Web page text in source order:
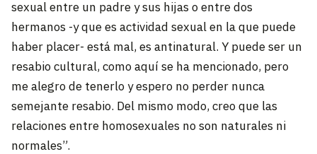
sexual entre un padre y sus hijas o entre dos
hermanos -y que es actividad sexual en la que puede
haber placer- está mal, es antinatural. Y puede ser un
resabio cultural, como aquí se ha mencionado, pero
me alegro de tenerlo y espero no perder nunca
semejante resabio. Del mismo modo, creo que las
relaciones entre homosexuales no son naturales ni
normales”.